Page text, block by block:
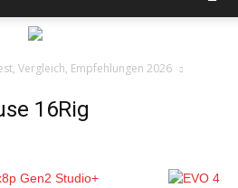
Vergleich, Empfehlungen 2026
16Rig